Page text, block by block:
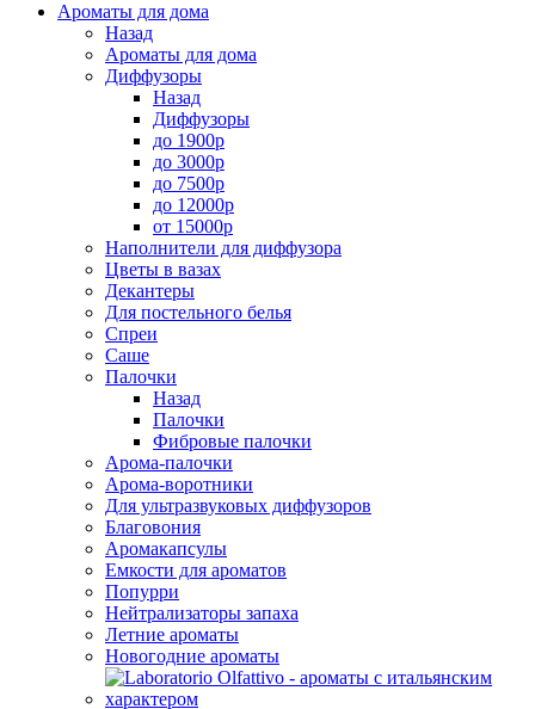
Ароматы для дома
Назад
Ароматы для дома
Диффузоры
Назад
Диффузоры
до 1900р
до 3000р
до 7500р
до 12000р
от 15000р
Наполнители для диффузора
Цветы в вазах
Декантеры
Для постельного белья
Спреи
Саше
Палочки
Назад
Палочки
Фибровые палочки
Арома-палочки
Арома-воротники
Для ультразвуковых диффузоров
Благовония
Аромакапсулы
Емкости для ароматов
Попурри
Нейтрализаторы запаха
Летние ароматы
Новогодние ароматы